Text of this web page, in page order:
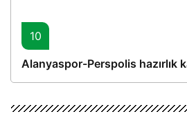
10
Alanyaspor-Perspolis hazırlık